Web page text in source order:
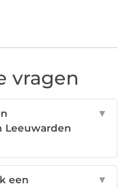
vragen
Leeuwarden
▼
een
▼